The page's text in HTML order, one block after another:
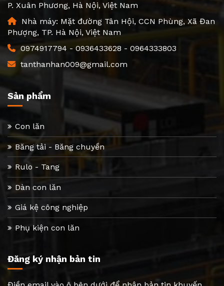
P. Xuân Phương, Hà Nội, Việt Nam
Nhà máy: Mặt đường Tân Hội, CCN Phùng, Xã Đan
Phượng, TP. Hà Nội, Việt Nam
0974917794 - 0936433628 - 0964333803
tanthanhan009@gmail.com
Sản phẩm
Con lăn
Băng tải - Băng chuyền
Rulo - Tang
Dàn con lăn
Giá kệ công nghiệp
Phụ kiện con lăn
Đăng ký nhận bản tin